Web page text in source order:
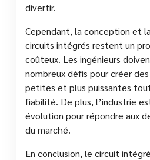
divertir.
Cependant, la conception et
circuits intégrés restent un
coûteux. Les ingénieurs
nombreux défis pour créer
petites et plus puissantes
fiabilité. De plus, l’industrie
évolution pour répondre aux
du marché.
En conclusion, le circuit